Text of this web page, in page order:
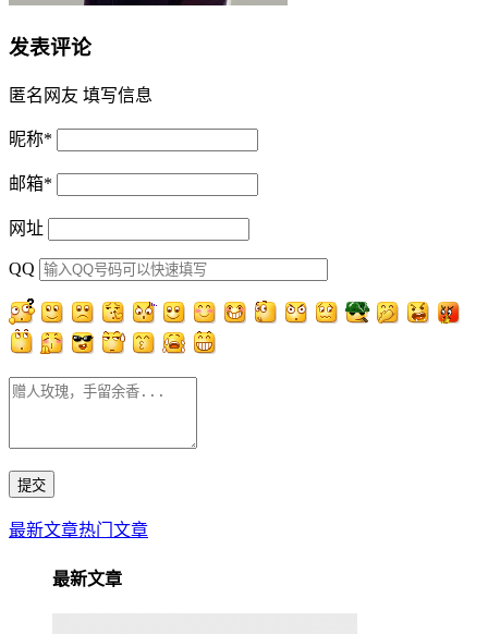
发表评论
匿名网友 填写信息
昵称*
邮箱*
网址
QQ
最新文章热门文章
最新文章